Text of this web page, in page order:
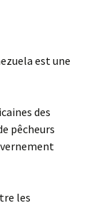
est une
des
pêcheurs
les